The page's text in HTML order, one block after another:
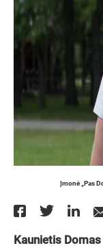
Įmonė „Pas
Kaunietis